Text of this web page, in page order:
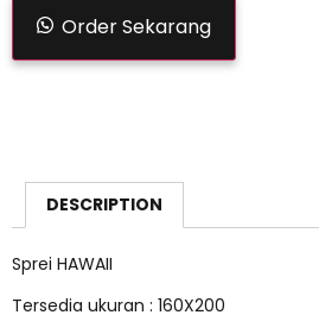
Order Sekarang
DESCRIPTION
Sprei HAWAII
Tersedia ukuran : 160X200